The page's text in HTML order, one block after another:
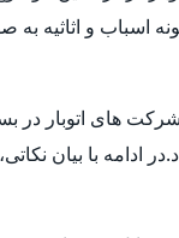
اسباب و اثاثیه به
های اتوبار در
با بیان